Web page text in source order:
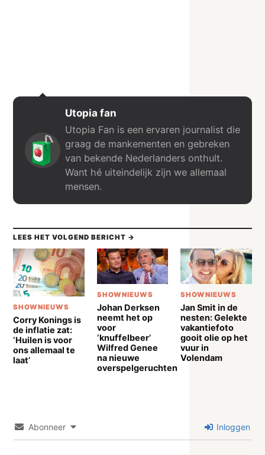
Utopia fan
Utopia Fan is een ervaren journalist die
graag de mankementen en gebreken
van bekende Nederlanders onthult.
Want hé uiteindelijk zijn we allemaal
mensen.
LEES HET VOLGEND BERICHT →
SHOWNIEUWS
Corry Konings is
de inflatie zat:
‘Huilen is voor
ons allemaal te
laat’
SHOWNIEUWS
Johan Derksen
neemt het op
voor
‘knuffelbeer’
Wilfred Genee
na nieuwe
overspelgeruchten
SHOWNIEUWS
Jan Smit in de
nesten: Gelekte
vakantiefoto
gooit olie op het
vuur in
Volendam
Abonneer Inloggen